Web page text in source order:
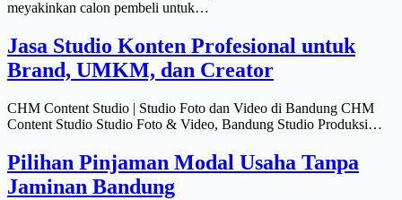
meyakinkan calon pembeli untuk…
Jasa Studio Konten Profesional untuk
Brand, UMKM, dan Creator
CHM Content Studio | Studio Foto dan Video di Bandung CHM
Content Studio Studio Foto & Video, Bandung Studio Produksi…
Pilihan Pinjaman Modal Usaha Tanpa
Jaminan Bandung